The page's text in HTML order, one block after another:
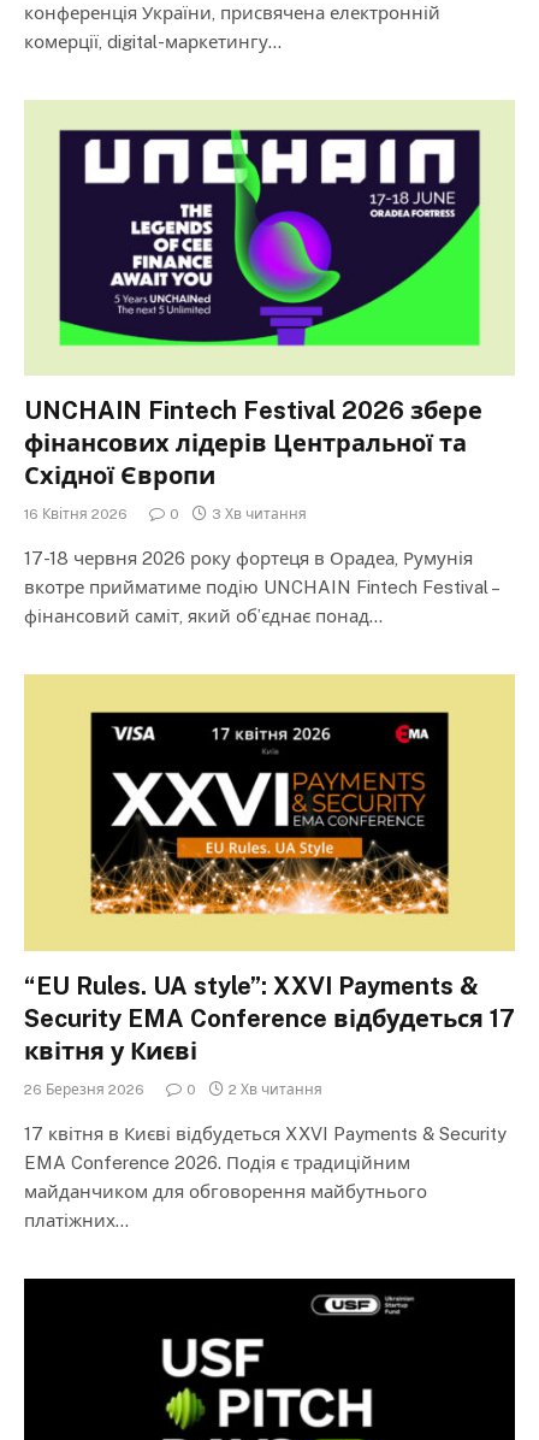
конференція України, присвячена електронній
комерції, digital-маркетингу…
UNCHAIN Fintech Festival 2026 збере
фінансових лідерів Центральної та
Східної Європи
16 Квітня 2026 0 3 Хв читання
17-18 червня 2026 року фортеця в Орадеа, Румунія
вкотре прийматиме подію UNCHAIN Fintech Festival –
фінансовий саміт, який об’єднає понад…
“EU Rules. UA style”: XXVI Payments &
Security EMA Conference відбудеться 17
квітня у Києві
26 Березня 2026 0 2 Хв читання
17 квітня в Києві відбудеться XXVI Payments & Security
EMA Conference 2026. Подія є традиційним
майданчиком для обговорення майбутнього
платіжних…